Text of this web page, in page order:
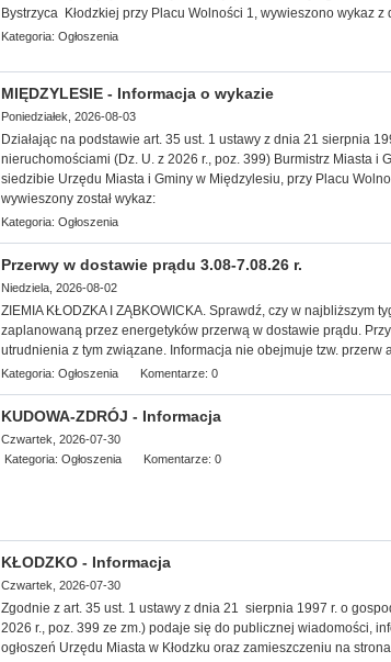
Bystrzyca Kłodzkiej przy Placu Wolności 1, wywieszono wykaz z
Kategoria: Ogłoszenia
MIĘDZYLESIE - Informacja o wykazie
Poniedziałek, 2026-08-03
Działając na podstawie art. 35 ust. 1 ustawy z dnia 21 sierpnia
nieruchomościami (Dz. U. z 2026 r., poz. 399) Burmistrz Miasta i
siedzibie Urzędu Miasta i Gminy w Międzylesiu, przy Placu
wywieszony został wykaz:
Kategoria: Ogłoszenia
Przerwy w dostawie prądu 3.08-7.08.26 r.
Niedziela, 2026-08-02
ZIEMIA KŁODZKA I ZĄBKOWICKA. Sprawdź, czy w najbliższym
zaplanowaną przez energetyków przerwą w dostawie prądu.
utrudnienia z tym związane. Informacja nie obejmuje tzw. przerw
Kategoria: Ogłoszenia Komentarze: 0
KUDOWA-ZDRÓJ - Informacja
Czwartek, 2026-07-30
Kategoria: Ogłoszenia Komentarze: 0
KŁODZKO - Informacja
Czwartek, 2026-07-30
Zgodnie z art. 35 ust. 1 ustawy z dnia 21 sierpnia 1997 r. o
2026 r., poz. 399 ze zm.) podaje się do publicznej wiadomości,
ogłoszeń Urzędu Miasta w Kłodzku oraz zamieszczeniu na